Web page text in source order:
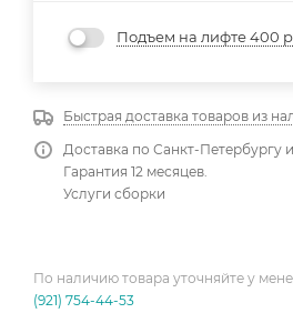
Подъем на лифте 400
Быстрая доставка товаров из
Доставка по Санкт-Петербургу
Гарантия 12 месяцев.
Услуги сборки
По наличию товара уточняйте у
(921) 754-44-53